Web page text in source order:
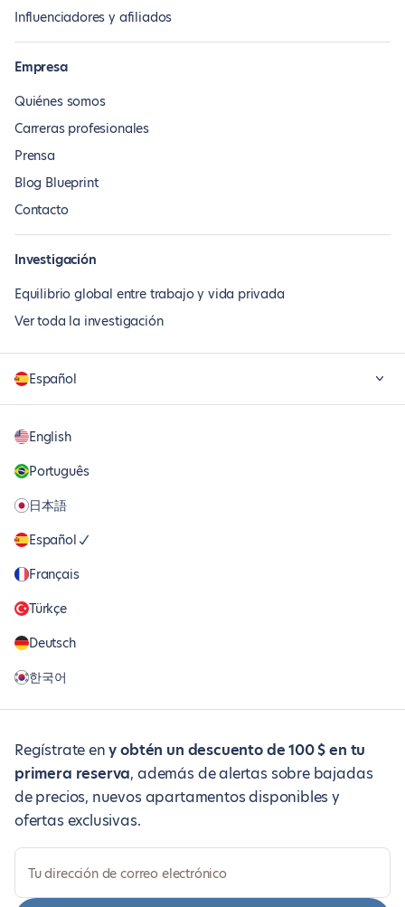
Influenciadores y afiliados
Empresa
Quiénes somos
Carreras profesionales
Prensa
Blog Blueprint
Contacto
Investigación
Equilibrio global entre trabajo y vida privada
Ver toda la investigación
Español
English
Português
日本語
Español
Français
Türkçe
Deutsch
한국어
Regístrate eny obtén un descuento de 100 $ en tu
primera reserva, además de alertas sobre bajadas
de precios, nuevos apartamentos disponibles y
ofertas exclusivas.
Tu dirección de correo electrónico